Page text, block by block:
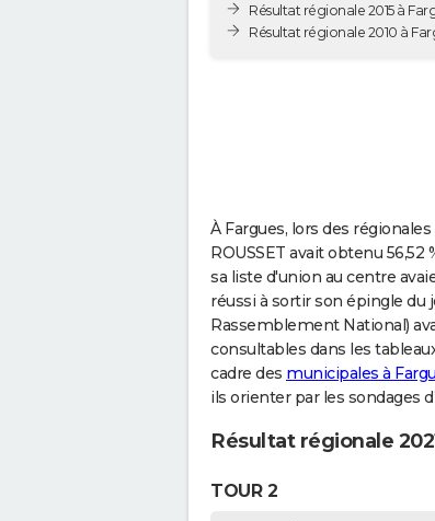
Résultat régionale 2015 à
Résultat régionale 2010 à
À Fargues, lors des
ROUSSET avait obtenu
sa liste d'union au centre
réussi à sortir son épingle du
Rassemblement National)
consultables dans les
cadre des municipales à
ils orienter par les sondages
Résultat régionale
TOUR 2